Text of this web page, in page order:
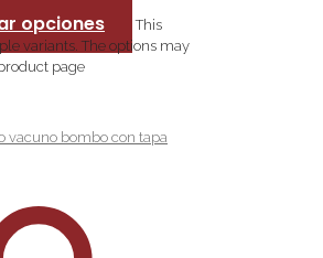
opciones
This
variants. The options may
page